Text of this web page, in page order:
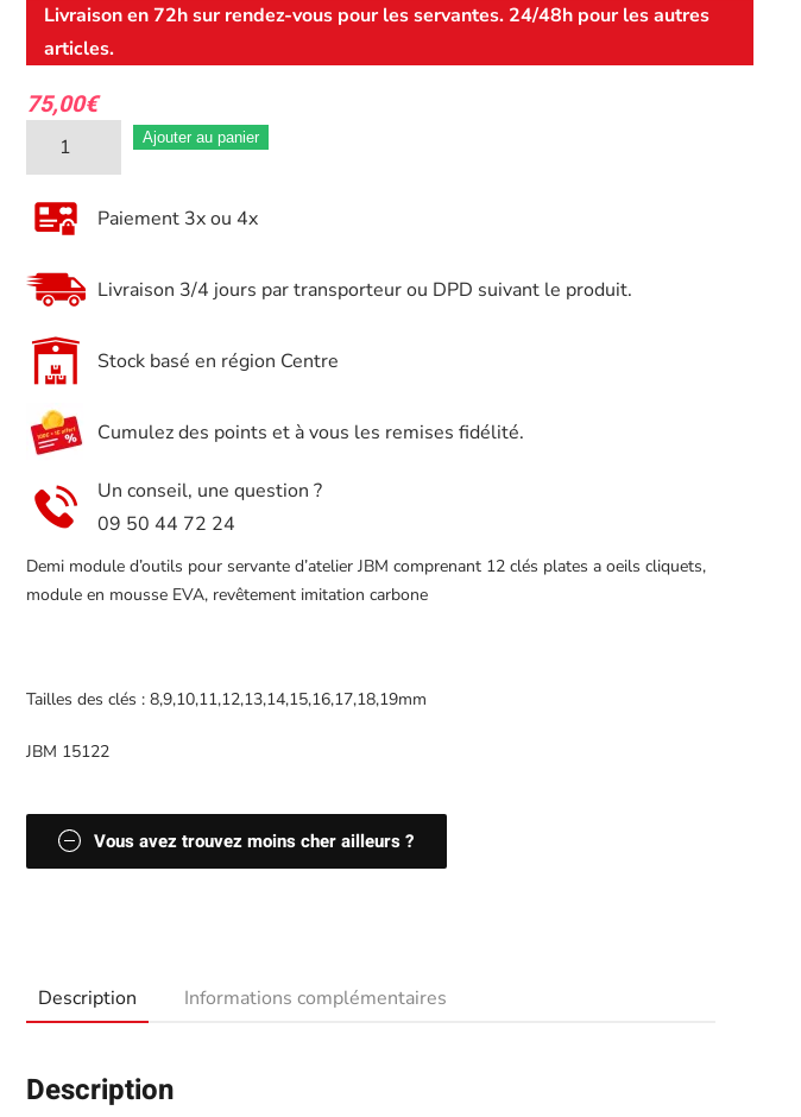
Livraison en 72h sur rendez-vous pour les servantes. 24/48h pour les autres
articles.
75,00€
quantité
de
Module
d'outils
Clés
plates
a
cliquets
pour
Ajouter au panier
Paiement 3x ou 4x
Livraison 3/4 jours par transporteur ou DPD suivant le produit.
Stock basé en région Centre
Cumulez des points et à vous les remises fidélité.
Un conseil, une question ?
09 50 44 72 24
Demi module d’outils pour servante d’atelier JBM comprenant 12 clés plates a oeils cliquets,
module en mousse EVA, revêtement imitation carbone
Tailles des clés : 8,9,10,11,12,13,14,15,16,17,18,19mm
JBM 15122
Vous avez trouvez moins cher ailleurs ?
Description Informations complémentaires
Description